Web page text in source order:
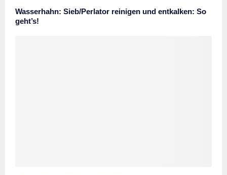
Wasserhahn: Sieb/Perlator reinigen und entkalken: So
geht’s!